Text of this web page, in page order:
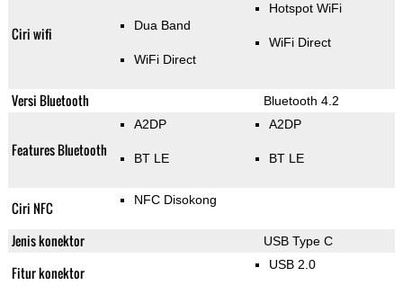
Ciri wifi Dua Band
WiFi Direct
Hotspot WiFi
WiFi Direct
Versi Bluetooth Bluetooth 4.2
Features Bluetooth
A2DP
BT LE
A2DP
BT LE
Ciri NFC NFC Disokong
Jenis konektor USB Type C
Fitur konektor USB 2.0